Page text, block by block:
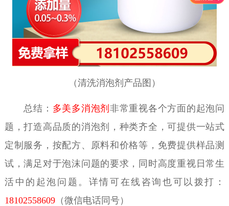
（清洗消泡剂产品图）
总结： 多美多消泡剂 非常重视各个方面的起泡问
题，打造高品质的消泡剂，种类齐全，可提供一站式
定制服务，按配方、原料和价格等，免费提供样品测
试，满足对于泡沫问题的要求，同时高度重视日常生
活中的起泡问题。详情可在线咨询也可以拨打：
18102558609（微信电话同号）